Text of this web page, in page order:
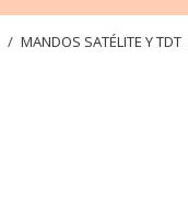
MANDOS SATÉLITE Y TDT